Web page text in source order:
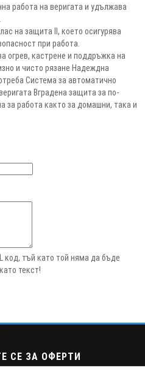
работа на веригата и удължава
на защита II, което осигурява
при работа.
огрев, кастрене и поддръжка на
и чисто рязане Надеждна
Система за автоматично
Вградена защита за по-
за работа както за домашни, така и
код, тъй като той няма да бъде
текст!
СЕ ЗА ОФЕРТИ